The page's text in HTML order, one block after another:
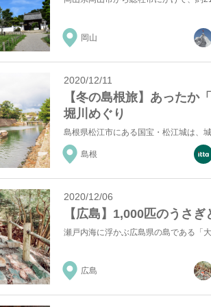
岡山
2020/12/11
【冬の島根旅】あったか
堀川めぐり
島根
2020/12/06
【広島】1,000匹のうさぎ
広島